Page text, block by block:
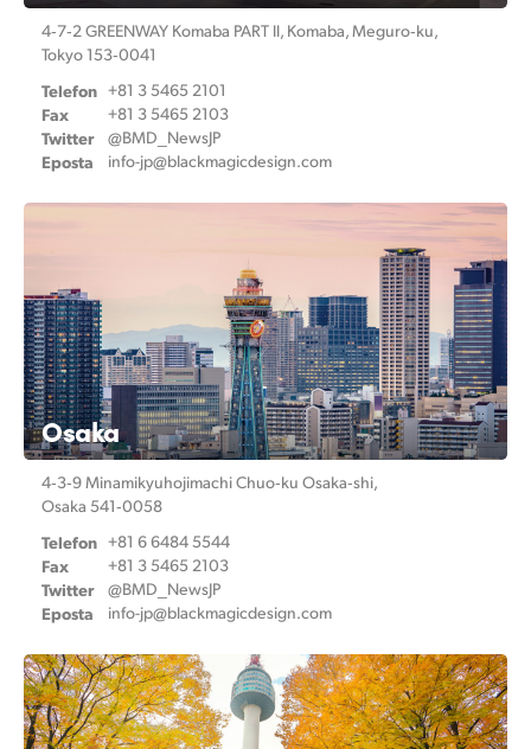
4‑7‑2 GREENWAY Komaba PART ll, Komaba, Meguro‑ku,
Tokyo 153‑0041
Telefon
Fax
Twitter
Eposta
+81 3 5465 2101
+81 3 5465 2103
@BMD_NewsJP
info-jp@blackmagicdesign.com
Osaka
4‑3‑9 MinamikyuhojimachiChuo‑ku Osaka‑shi,
Osaka 541‑0058
Telefon
Fax
Twitter
Eposta
+81 6 6484 5544
+81 3 5465 2103
@BMD_NewsJP
info-jp@blackmagicdesign.com